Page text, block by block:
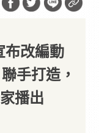
布改編動
手打造，
播出